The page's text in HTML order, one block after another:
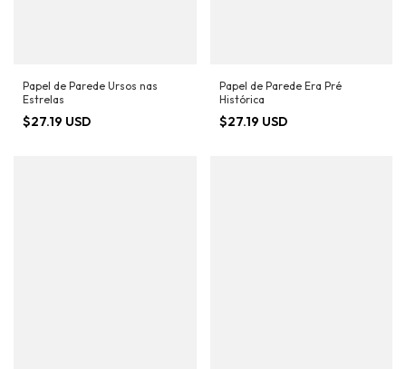
Papel de Parede Ursos nas
Estrelas
$27.19 USD
Papel de Parede Era Pré
Histórica
$27.19 USD